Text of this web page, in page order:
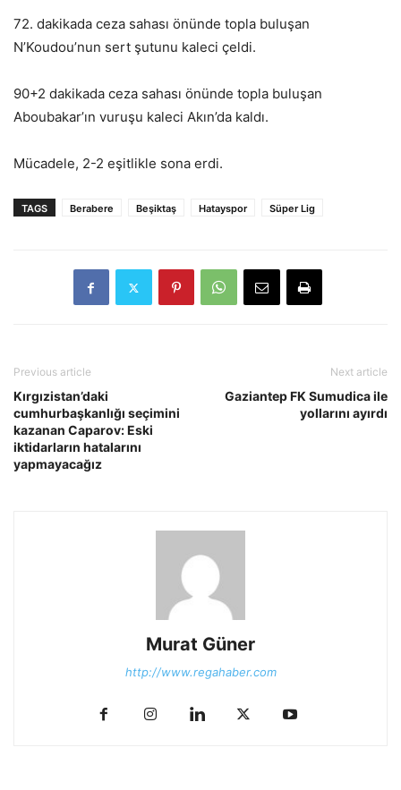
72. dakikada ceza sahası önünde topla buluşan
N’Koudou’nun sert şutunu kaleci çeldi.
90+2 dakikada ceza sahası önünde topla buluşan
Aboubakar’ın vuruşu kaleci Akın’da kaldı.
Mücadele, 2-2 eşitlikle sona erdi.
TAGS Berabere Beşiktaş Hatayspor Süper Lig
Previous article
Kırgızistan’daki
cumhurbaşkanlığı seçimini
kazanan Caparov: Eski
iktidarların hatalarını
yapmayacağız
Next article
Gaziantep FK Sumudica ile
yollarını ayırdı
Murat Güner
http://www.regahaber.com